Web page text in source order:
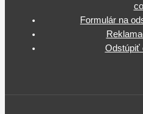
Formulár na
Odstúpiť